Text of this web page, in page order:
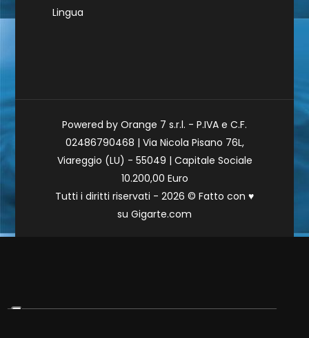
Lingua
Powered by Orange 7 s.r.l. - P.IVA e C.F.
02486790468 | Via Nicola Pisano 76L,
Viareggio (LU) - 55049 | Capitale Sociale
10.200,00 Euro
Tutti i diritti riservati - 2026 © Fatto con ♥
su Gigarte.com